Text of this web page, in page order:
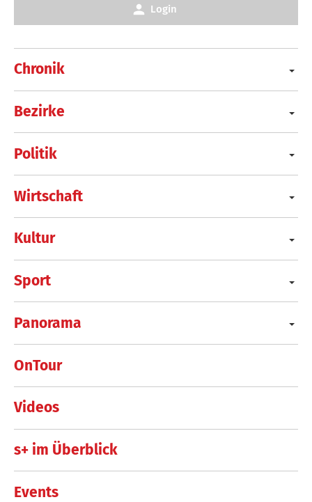
Chronik
Bezirke
Politik
Wirtschaft
Kultur
Sport
Panorama
OnTour
Videos
s+ im Überblick
Events
Login